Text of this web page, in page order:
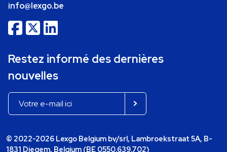
info@lexgo.be
Restez informé des dernières
nouvelles
© 2022-2026 Lexgo Belgium bv/srl, Lambroekstraat 5A, B-
1831 Diegem, Belgium (BE 0550.639.702)